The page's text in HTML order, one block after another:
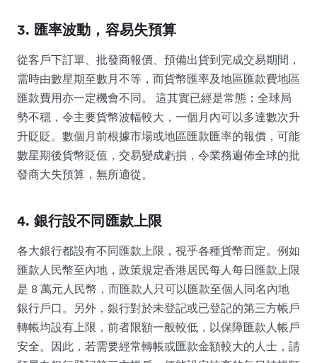
3. 匯率波動，容易失預算
從客戶下訂單、批發商報價、預備出貨到完成交易期間，
需時由數星期至數月不等，而貨幣匯率及地區匯款費地區
匯款費用亦一定機會不同。 這其實已經是常態：全球局
勢不穩，令主要貨幣波幅較大，一個月內可以多達數次升
升貶貶。數個月前根據市場或地區匯款匯率的報價，可能
數星期後貨幣貶值，交易變成虧損，令業務遍佈全球的批
發商大失預算，無所適從。
4. 銀行設不同匯款上限
各大銀行都設有不同匯款上限，視乎各種貨幣而定。例如
匯款人民幣至內地，政策規定香港居民每人每日匯款上限
是 8 萬元人民幣，而匯款人只可以匯款至個人同名內地
銀行戶口。另外，銀行對於未登記或已登記的第三方帳戶
轉帳均設有上限，前者限額一般較低，以保障匯款人帳戶
安全。因此，若需要經常轉帳或匯款金額較大的人士，請